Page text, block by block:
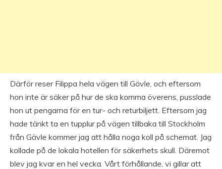
Därför reser Filippa hela vägen till Gävle, och eftersom
hon inte är säker på hur de ska komma överens, pusslade
hon ut pengarna för en tur- och returbiljett. Eftersom jag
hade tänkt ta en tupplur på vägen tillbaka till Stockholm
från Gävle kommer jag att hålla noga koll på schemat. Jag
kollade på de lokala hotellen för säkerhets skull. Däremot
blev jag kvar en hel vecka. Vårt förhållande, vi gillar att